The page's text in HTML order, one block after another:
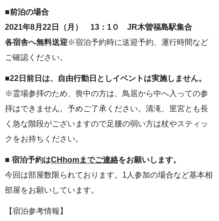
■前泊の場合
2021年8月22日（月）
13：1０ JR木曽福島駅集合
各宿舎へ無料送迎※宿泊予約時に送迎予約、運行時間など
ご確認ください。
■22日前日は、自由行動日としイベントは実施しません。
※霊場参拝のため、喪中の方は、鳥居から中へ入っての参
拝はできません。予めご了承ください。清滝、里宮とも長
く急な階段がございますので足腰の弱い方は杖やスティッ
クをお持ちください。
■ 宿泊予約はCHhomまでご連絡をお願いします。
今回は部屋数限られております。1人参加の場合など基本相
部屋をお願いしています。
【宿泊参考情報】